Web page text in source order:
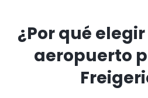
¿Por qué
aeropuerto